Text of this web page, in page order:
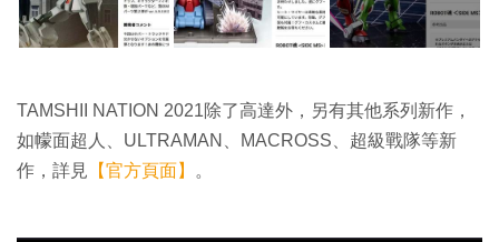
TAMSHII NATION 2021除了高達外，另有其他系列新作，
如幪面超人、ULTRAMAN、MACROSS、超級戰隊等新
作，詳見 【官方頁面】 。